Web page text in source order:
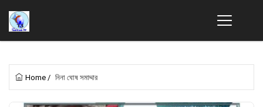
Home / নিনা ঘোষ সমাদ্দার